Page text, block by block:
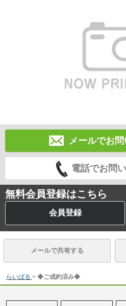
メールでお
電話でお問
無料会員登録はこちら
会員登録
メールで共有する
らいばる > ◆ご成約済み◆